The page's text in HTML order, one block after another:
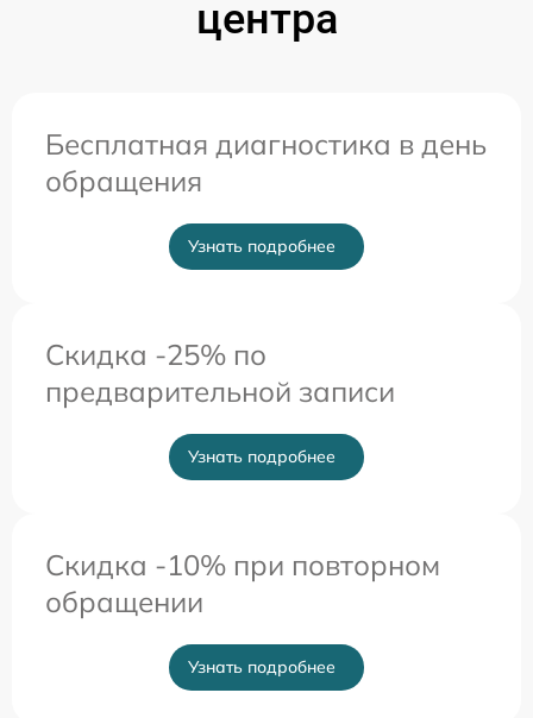
центра
Бесплатная диагностика в день
обращения
Узнать подробнее
Скидка -25% по
предварительной записи
Узнать подробнее
Скидка -10% при повторном
обращении
Узнать подробнее